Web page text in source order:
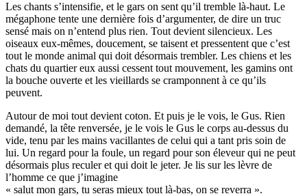
Les chants s’intensifie, et le gars on sent qu’il tremble là-haut. Le
mégaphone tente une dernière fois d’argumenter, de dire un truc
sensé mais on n’entend plus rien. Tout devient silencieux. Les
oiseaux eux-mêmes, doucement, se taisent et pressentent que c’est
tout le monde animal qui doit désormais trembler. Les chiens et les
chats du quartier eux aussi cessent tout mouvement, les gamins ont
la bouche ouverte et les vieillards se cramponnent à ce qu’ils
peuvent.
Autour de moi tout devient coton. Et puis je le vois, le Gus. Rien
demandé, la tête renversée, je le vois le Gus le corps au-dessus du
vide, tenu par les mains vacillantes de celui qui a tant pris soin de
lui. Un regard pour la foule, un regard pour son éleveur qui ne peut
désormais plus reculer et qui doit le jeter. Je lis sur les lèvre de
l’homme ce que j’imagine
« salut mon gars, tu seras mieux tout là-bas, on se reverra ».